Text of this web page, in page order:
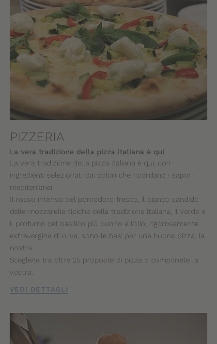
PIZZERIA
La vera tradizione della pizza italiana è qui
La vera tradizione della pizza italiana è qui, con
ingredienti selezionati dai colori che ricordano i sapori
mediterranei.
Il rosso intenso del pomodoro fresco, il bianco candido
delle mozzarelle tipiche della tradizione italiana, il verde e
il profumo del basilico più buono e l’olio, rigorosamente
extravergine di oliva, sono le basi per una buona pizza, la
nostra.
Scegliete tra oltre 25 proposte di pizza o componete la
vostra.
VEDI DETTAGLI